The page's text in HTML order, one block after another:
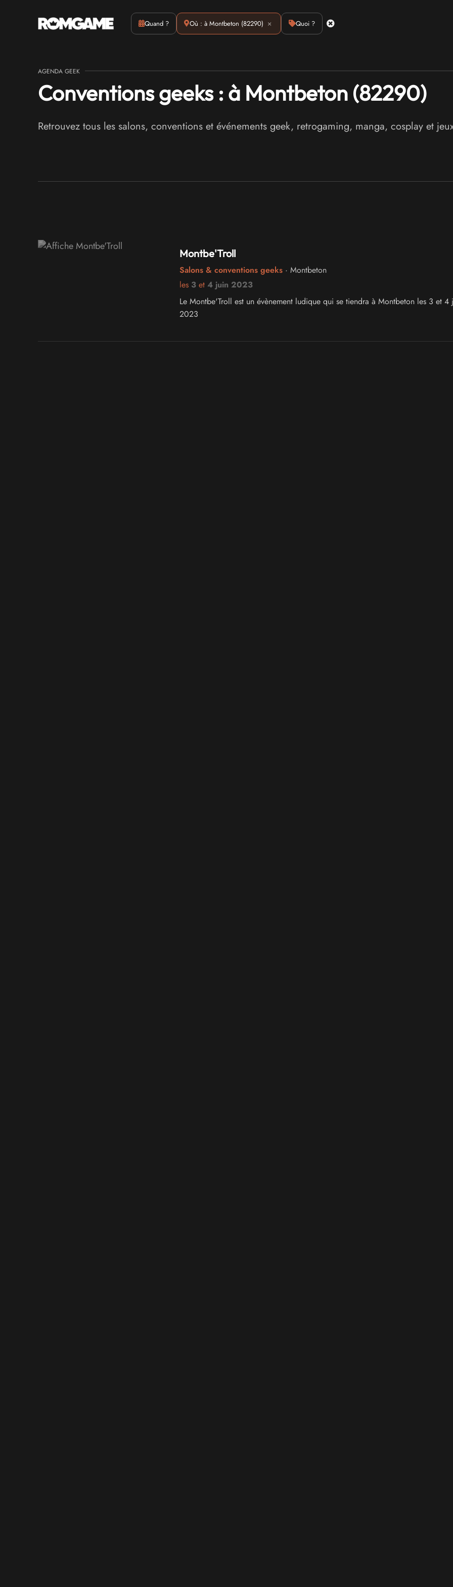
Quand ? Où : à Montbeton (82290) × Quoi ?
Actus Culture Emulation Jeux Indés Materiel
AGENDA GEEK
Conventions geeks : à Montbeton (82290)
Retrouvez tous les salons, conventions et événements geek, retrogaming, manga, cosplay et
Montbe'Troll
Salons & conventions geeks· Montbeton
les 3et 4 juin 2023
Le Montbe'Troll est un évènement ludique qui se tiendra à Montbeton les 3 et 4
2023